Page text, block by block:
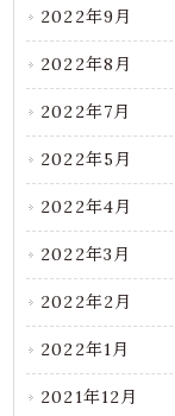
2022年9月
2022年8月
2022年7月
2022年5月
2022年4月
2022年3月
2022年2月
2022年1月
2021年12月